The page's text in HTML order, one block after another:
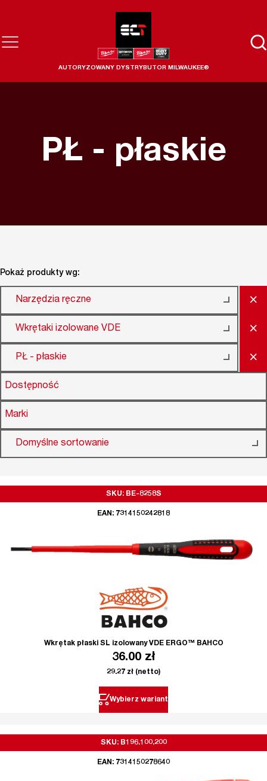
AUTORYZOWANY DYSTRYBUTOR MILWAUKEE®
PŁ - płaskie
Pokaż produkty wg:
Narzędzia ręczne ×
Wkrętaki izolowane VDE ×
PŁ - płaskie ×
Dostępność
Marki
Domyślne sortowanie
SKU: BE-8258S
EAN: 7314150242818
Wkrętak płaski SL izolowany VDE ERGO™ BAHCO
36.00 zł
29.27 zł (netto)
Wybierz wariant
SKU: B196.100.200
EAN: 7314150278640